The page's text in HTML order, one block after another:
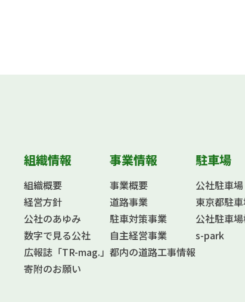
組織情報
組織概要
経営方針
公社のあゆみ
数字で見る公社
広報誌「TR-mag.」
寄附のお願い
事業情報
事業概要
道路事業
駐車対策事業
自主経営事業
都内の道路工事情報
駐車場
公社駐車場
東京都駐
公社駐車
s-park